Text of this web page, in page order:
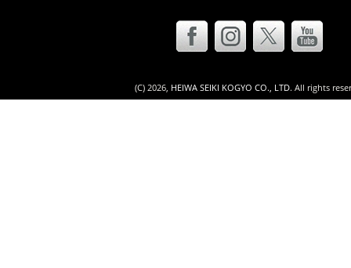
(C) 2026, HEIWA SEIKI KOGYO CO., LTD. All rights